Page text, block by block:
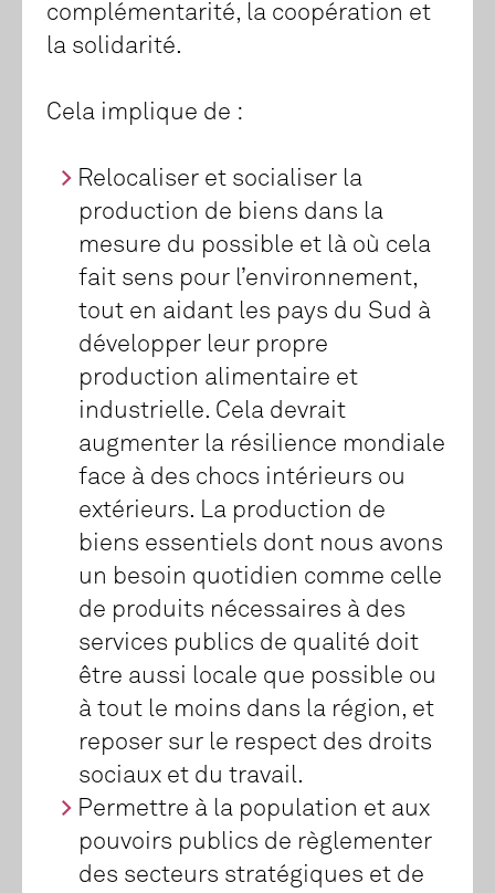
complémentarité, la coopération et
la solidarité.
Cela implique de :
Relocaliser et socialiser la
production de biens dans la
mesure du possible et là où cela
fait sens pour l’environnement,
tout en aidant les pays du Sud à
développer leur propre
production alimentaire et
industrielle. Cela devrait
augmenter la résilience mondiale
face à des chocs intérieurs ou
extérieurs. La production de
biens essentiels dont nous avons
un besoin quotidien comme celle
de produits nécessaires à des
services publics de qualité doit
être aussi locale que possible ou
à tout le moins dans la région, et
reposer sur le respect des droits
sociaux et du travail.
Permettre à la population et aux
pouvoirs publics de règlementer
des secteurs stratégiques et de